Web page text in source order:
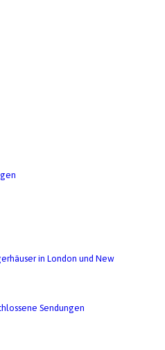
in London und New
Sendungen